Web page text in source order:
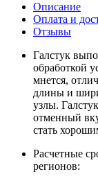
Описание
Оплата и
Отзывы
Галстук
обработкой
мнется,
длины и
узлы.
отменный
стать
Расчетные
регионов: